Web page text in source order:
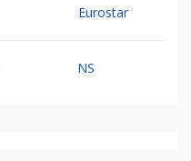
Eurostar
NS